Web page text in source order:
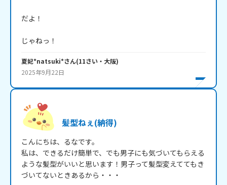
だよ！
じゃねっ！
夏妃*natsuki*さん(11さい・ 大阪)
2025年9月22日
髪型ねぇ(納得)
こんにちは、るなです。
私は、できるだけ簡単で、でも男子にも気づいてもらえる
ような髪型がいいと思います！男子って髪型変えててもき
づいてないときあるから・・・